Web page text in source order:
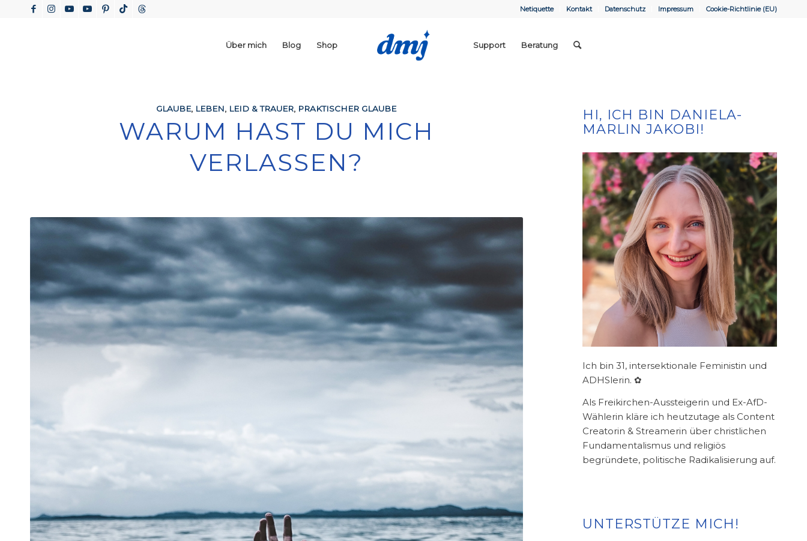
Netiquette Kontakt Datenschutz Impressum Cookie-Richtlinie (EU)
Über mich Blog Shop Support Beratung
GLAUBE, LEBEN, LEID & TRAUER, PRAKTISCHER GLAUBE
WARUM HAST DU MICH
VERLASSEN?
HI, ICH BIN DANIELA-
MARLIN JAKOBI!
Ich bin 31, intersektionale Feministin und
ADHSlerin. ✿
Als Freikirchen-Aussteigerin und Ex-AfD-
Wählerin kläre ich heutzutage als Content
Creatorin & Streamerin über christlichen
Fundamentalismus und religiös
begründete, politische Radikalisierung auf.
UNTERSTÜTZE MICH!